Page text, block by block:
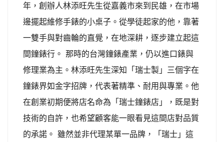
年，創辦人林添旺先生從嘉義市來到民雄，在市場
邊擺起維修手錶的小桌子。從學徒起家的他，靠著
一雙手與對齒輪的直覺，在地深耕，逐步建立起這
間鐘錶行。 那時的台灣鐘錶產業，仍以進口錶與
修理業為主。林添旺先生深知「瑞士製」三個字在
鐘錶界如金字招牌，代表著精準、耐用與專業。他
在創業初期便將店名命為「瑞士鐘錶店」，既是對
技術的自許，也希望顧客能一眼看見這間店對品質
的承諾。 雖然並非代理某單一品牌，「瑞士」這